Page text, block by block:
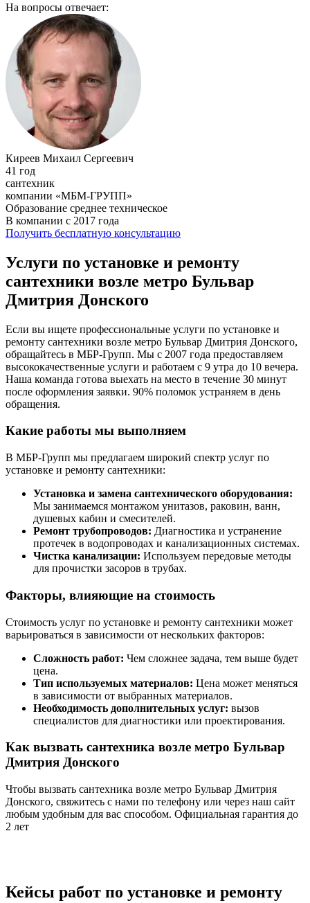
На вопросы отвечает:
Киреев Михаил Сергеевич
41 год
сантехник
компании «МБМ-ГРУПП»
Образование среднее техническое
В компании с 2017 года
Получить бесплатную консультацию
Услуги по установке и ремонту
сантехники возле метро Бульвар
Дмитрия Донского
Если вы ищете профессиональные услуги по установке и
ремонту сантехники возле метро Бульвар Дмитрия Донского,
обращайтесь в МБР-Групп. Мы с 2007 года предоставляем
высококачественные услуги и работаем с 9 утра до 10 вечера.
Наша команда готова выехать на место в течение 30 минут
после оформления заявки. 90% поломок устраняем в день
обращения.
Какие работы мы выполняем
В МБР-Групп мы предлагаем широкий спектр услуг по
установке и ремонту сантехники:
Установка и замена сантехнического оборудования:
Мы занимаемся монтажом унитазов, раковин, ванн,
душевых кабин и смесителей.
Ремонт трубопроводов: Диагностика и устранение
протечек в водопроводах и канализационных системах.
Чистка канализации: Используем передовые методы
для прочистки засоров в трубах.
Факторы, влияющие на стоимость
Стоимость услуг по установке и ремонту сантехники может
варьироваться в зависимости от нескольких факторов:
Сложность работ: Чем сложнее задача, тем выше будет
цена.
Тип используемых материалов: Цена может меняться
в зависимости от выбранных материалов.
Необходимость дополнительных услуг: вызов
специалистов для диагностики или проектирования.
Как вызвать сантехника возле метро Бульвар
Дмитрия Донского
Чтобы вызвать сантехника возле метро Бульвар Дмитрия
Донского, свяжитесь с нами по телефону или через наш сайт
любым удобным для вас способом. Официальная гарантия до
2 лет
Кейсы работ по установке и ремонту